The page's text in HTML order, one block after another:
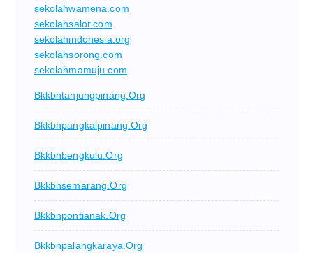
sekolahwamena.com
sekolahsalor.com
sekolahindonesia.org
sekolahsorong.com
sekolahmamuju.com
Bkkbntanjungpinang.org
Bkkbnpangkalpinang.org
Bkkbnbengkulu.org
Bkkbnsemarang.org
Bkkbnpontianak.org
Bkkbnpalangkaraya.org